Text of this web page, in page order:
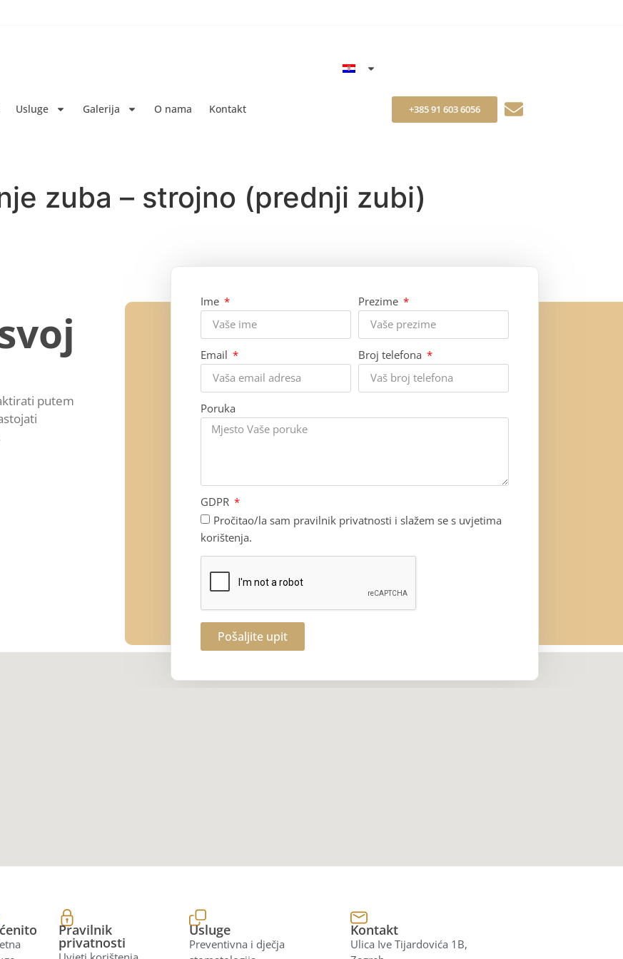
Usluge Galerija O nama Kontakt +385 91 603 6056
zuba – strojno (prednji zubi)
putem
Ime Prezime
Email Broj telefona
Poruka
GDPR
Pročitao/la sam pravilnik privatnosti i slažem se s uvjetima
korištenja.
Pošaljite upit
Pravilnik
privatnosti
Usluge
Preventivna i dječja
Kontakt
Ulica Ive Tijardovića 1B,